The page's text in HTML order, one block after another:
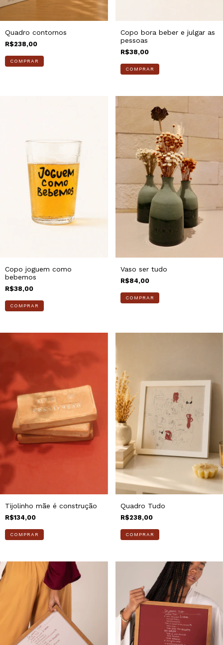
Quadro contornos
R$238,00
Copo bora beber e julgar as
pessoas
R$38,00
Copo joguem como
bebemos
R$38,00
Vaso ser tudo
R$84,00
Tijolinho mãe é construção
R$134,00
Quadro Tudo
R$238,00